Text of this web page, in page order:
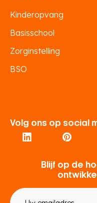
Volg ons op social
Kinderopvang
Basisschool
Zorginstelling
BSO
Blijf op de